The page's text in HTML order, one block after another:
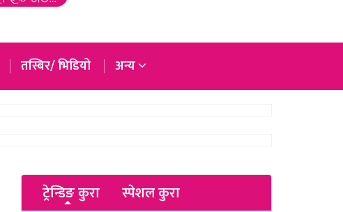
तस्बिर/ भिडियो अन्य
ट्रेन्डिङ कुरा स्पेशल कुरा